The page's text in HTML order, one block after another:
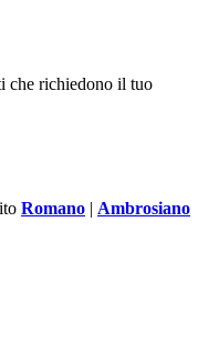
che richiedono il tuo
Romano | Ambrosiano